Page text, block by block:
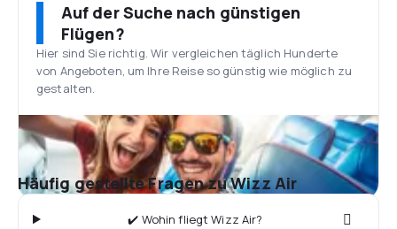
Auf der Suche nach günstigen
Flügen?
Hier sind Sie richtig. Wir vergleichen täglich Hunderte
von Angeboten, um Ihre Reise so günstig wie möglich zu
gestalten.
Häufig gestellte Fragen zu Wizz Air
✔️ Wohin fliegt Wizz Air?